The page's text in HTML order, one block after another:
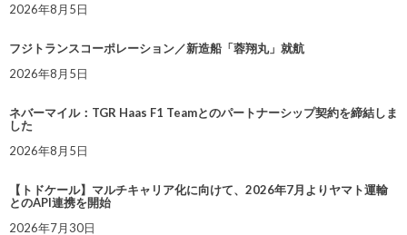
2026年8月5日
フジトランスコーポレーション／新造船「蓉翔丸」就航
2026年8月5日
ネバーマイル：TGR Haas F1 Teamとのパートナーシップ契約を締結しま
した
2026年8月5日
【トドケール】マルチキャリア化に向けて、2026年7月よりヤマト運輸
とのAPI連携を開始
2026年7月30日